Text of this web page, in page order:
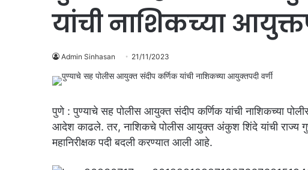
यांची नाशिकच्या
Admin Sinhasan 21/11/2023
पुणे : पुण्याचे सह पोलीस आयुक्त संदीप कर्णिक यांची नाशिकच्या
आदेश काढले. तर, नाशिकचे पोलीस आयुक्त अंकुश शिंदे यांची राज्य गुप्त
महानिरीक्षक पदी बदली करण्यात आली आहे.